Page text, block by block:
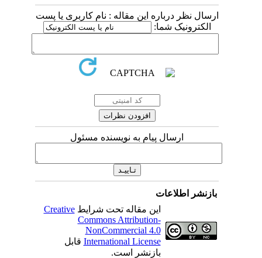
ارسال نظر درباره این مقاله : نام کاربری یا پست
الکترونیک شما:
ارسال پیام به نویسنده مسئول
بازنشر اطلاعات
این مقاله تحت شرایطCreative
Commons Attribution-
NonCommercial 4.0
International Licenseقابل
بازنشر است.